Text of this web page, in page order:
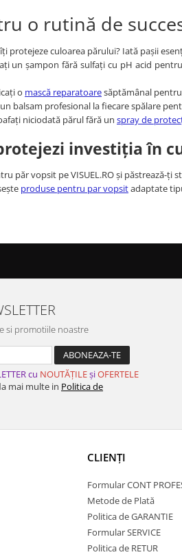
o rutină de
protejeze culoarea părului? Iată pașii
un șampon fără sulfați cu pH acid
o mască reparatoaresăptămânal
balsam profesional la fiecare spălare
niciodată părul fără un spray de
investiția în
păr vopsit pe VISUEL.RO și păstrează-ți
produse pentru par vopsitadaptate
si promotiile noastre
cu NOUTĂȚILEșiOFERTELE
mai multe in Politica de
CLIENȚI
Formular CONT
Metode de Plată
Politica de GARANTIE
Formular SERVICE
Politica de RETUR